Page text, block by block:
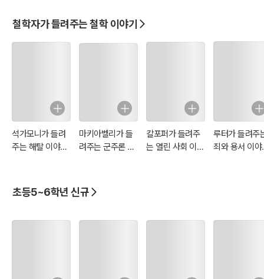
철학자가 들려주는 철학 이야기
석가모니가 들려
주는 해탈 이야기
마키아벨리가 들
려주는 군주론 이
칼포퍼가 들려주
는 열린 사회 이야
루터가 들려주
죄와 용서 이야
초등5~6학년 신규